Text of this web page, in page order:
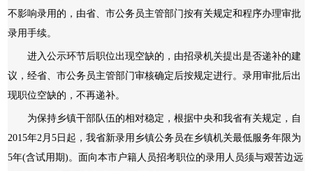
不影响录用的，由省、市公务员主管部门按有关规定和程序办理审批
录用手续。
进入公示环节后职位出现空缺的，由招录机关提出是否递补的建
议，经省、市公务员主管部门审核确定后按规定进行。录用审批后出
现职位空缺的，不再递补。
为保持乡镇干部队伍的相对稳定，根据中央和我省有关规定，自
2015年2月5日起，我省新录用乡镇公务员在乡镇机关最低服务年限为
5年(含试用期)。面向本市户籍人员招考职位的录用人员须与艰苦边远